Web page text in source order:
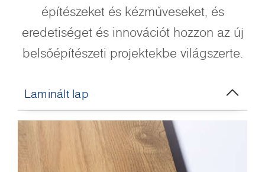
építészeket és kézműveseket, és
eredetiséget és innovációt hozzon az új
belsőépítészeti projektekbe világszerte.
Laminált lap